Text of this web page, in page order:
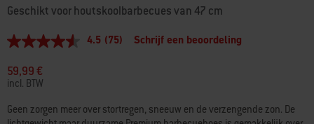
Geschikt voor houtskoolbarbecues van 47 cm
4.5
5
sterren,
gemiddelde
scorewaarde.
Read
4.5 (75) Schrijf een beoordeling
59,99 €
incl. BTW
Geen zorgen meer over stortregen, sneeuw en de verzengende zon. De